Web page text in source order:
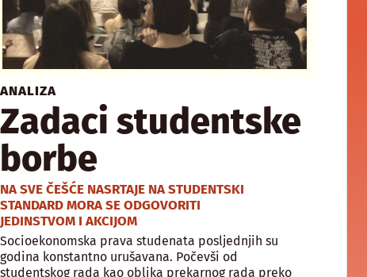
ANALIZA
Zadaci studentske
borbe
NA SVE ČEŠĆE NASRTAJE NA STUDENTSKI
STANDARD MORA SE ODGOVORITI
JEDINSTVOM I AKCIJOM
Socioekonomska prava studenata posljednjih su
godina konstantno urušavana. Počevši od
studentskog rada kao oblika prekarnog rada preko